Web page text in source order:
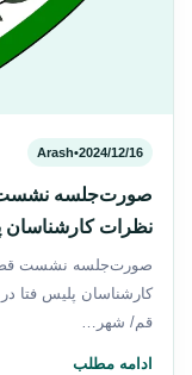
2024/12/16
•
Arash
صورت‌جلسه نشست
نظرات کارشناسان
صورت‌جلسه نشست
کارشناسان پلیس فتا
قم/ شهر…
ادامه مطلب